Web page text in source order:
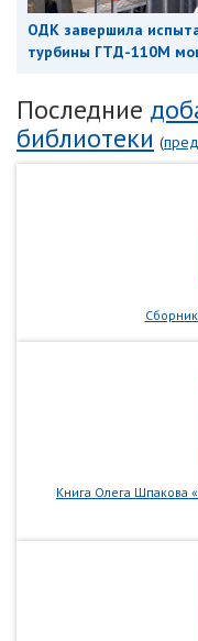
ОДК завершила
турбины ГТД-110М
Последние
библиотеки (
Книга Олега Шпакова